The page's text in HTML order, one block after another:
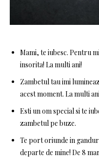
Mami, te iubesc. Pentru
insorita! La multi ani!
Zambetul tau imi
acest moment. La multi
Esti un om special si te
zambetul pe buze.
Te port oriunde in
departe de mine! De 8